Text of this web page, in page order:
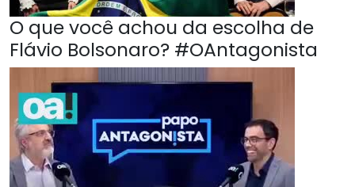
O que você achou da escolha de
Flávio Bolsonaro? #OAntagonista